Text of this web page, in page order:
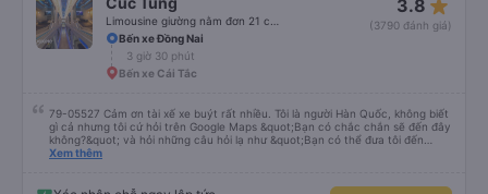
3.8 star_rate
(3790 đánh giá)
Bến xe Đồng Nai
3 giờ 30 phút
Bến xe Cái Tắc
79-05527 Cảm ơn tài xế xe buýt rất nhiều. Tôi là người Hàn Quốc, không biết
gì cả nhưng tôi cứ hỏi trên Google Maps &quot;Bạn có chắc chắn sẽ đến đây
không?&quot; và hỏi những câu hỏi lạ như &quot;Bạn có thể đưa tôi đến
khách sạn của chúng tôi không?&quot; Nhưng tài xế đã quan tâm. của mọi
Xem thêm